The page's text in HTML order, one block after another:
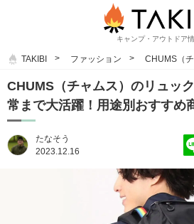
キャンプ・アウトドア
TAKIBI ファッション CHUMS（
CHUMS（チャムス）のリュッ
常まで大活躍！用途別おすすめ
たなそう
2023.12.16